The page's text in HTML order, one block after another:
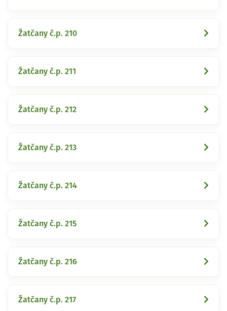
Žatčany č.p. 210
Žatčany č.p. 211
Žatčany č.p. 212
Žatčany č.p. 213
Žatčany č.p. 214
Žatčany č.p. 215
Žatčany č.p. 216
Žatčany č.p. 217